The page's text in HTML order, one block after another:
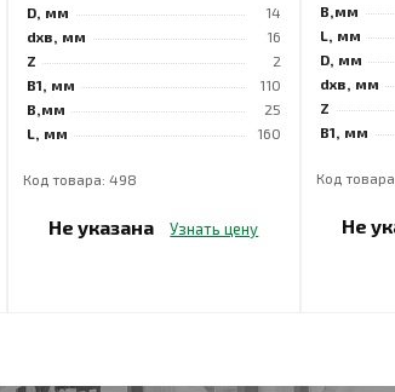
D, мм
14
dхв, мм
16
Z
2
B1, мм
110
B,мм
25
L, мм
160
Код товара: 498
Не указана Узнать цену
B,мм
L, мм
D, мм
dхв, мм
Z
B1, мм
Код
Не